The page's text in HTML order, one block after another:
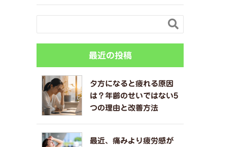

最近の投稿
夕方になると疲れる原因
は？年齢のせいではない5
つの理由と改善方法
最近、痛みより疲労感が